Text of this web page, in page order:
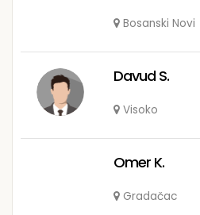
Bosanski Novi
Davud S.
Visoko
Omer K.
Gradačac